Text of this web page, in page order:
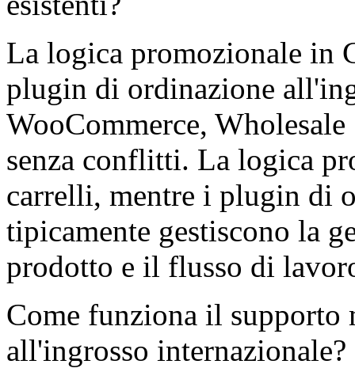
La logica promozionale in
plugin di ordinazione
WooCommerce,
senza conflitti. La logica
carrelli, mentre i plugin di
tipicamente gestiscono la
prodotto e il flusso di
Come funziona il
all'ingrosso internazionale?